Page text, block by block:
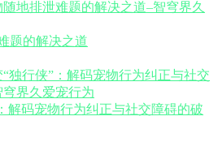
题的解决之道
解码宠物行为纠正与社交障碍的破